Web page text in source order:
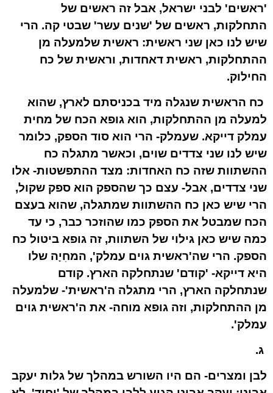
'ראשים' לבני ישראל, אבל זה ראשים של
התחלקות, ראשים של 'שנים עשר' שבטי קה. הרי
שיש לנו כאן שני ראשית: ראשית שלמעלה מן
ההתחלקות, ראשית דאחדות, וראשית של כח
החילוק.
כח הראשית שנגלה מיד בכניסתם לארץ, שהוא
למעלה מן ההתחלקות, הוא גופא הכח של מחית
עמלק דייקא. שעמלק- הרי הוא סוד הספק, כלומר
שיש לנו שני צדדים שוים, וכאשר מתגלה כח
ההשתוות שזה כח האחדות: מצד ההתפשטות- אלו
שני צדדים, אבל- עצם כך שהספק הוא ספק שקול,
הרי שיש כאן כח ההשתוות שמתגלה, שהוא בעצם
הכח שמבטל את הספק כמו שהוזכר כבר, כי עד
כמה שיש כאן גילוי של השתוות, זה גופא ביטול כח
הספק. הרי שה'ראשית גוים עמלק', המחִיָה שלו
היא דייקא- 'קודם' שנתחלקה הארץ. קודם
שנתחלקה הארץ, הרי מתגלה ה'ראשית'- שלמעלה
מן ההתחלקות, וזה גופא מוחה- את ה'ראשית גוים
עמלק'.
ג.
לבן ומצרים- הם היו השורש במהלך של גלות יעקב